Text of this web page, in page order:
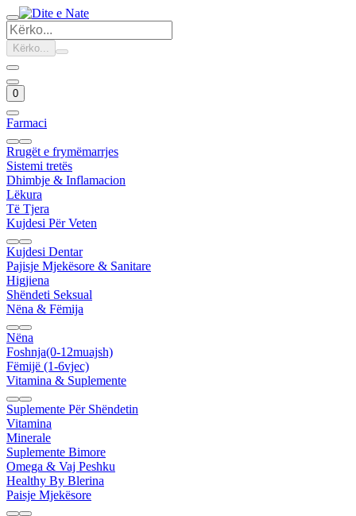
Kërko...
0
Farmaci
Rrugët e frymëmarrjes
Sistemi tretës
Dhimbje & Inflamacion
Lëkura
Të Tjera
Kujdesi Për Veten
Kujdesi Dentar
Pajisje Mjekësore & Sanitare
Higjiena
Shëndeti Seksual
Nëna & Fëmija
Nëna
Foshnja(0-12muajsh)
Fëmijë (1-6vjec)
Vitamina & Suplemente
Suplemente Për Shëndetin
Vitamina
Minerale
Suplemente Bimore
Omega & Vaj Peshku
Healthy By Blerina
Paisje Mjekësore